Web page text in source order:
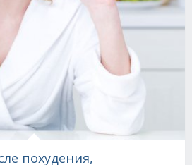
похудения,